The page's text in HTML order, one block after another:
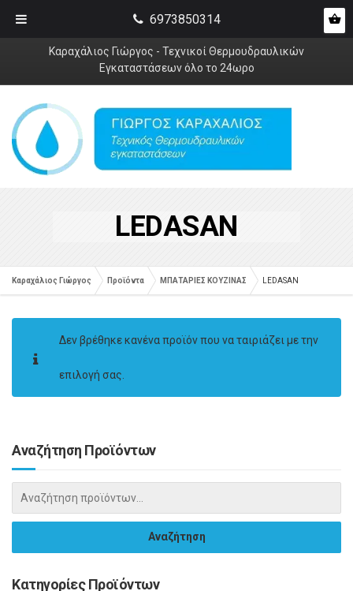
Καραχάλιος Γιώργος - Τεχνικοί Θερμουδραυλικών
Εγκαταστάσεων όλο το 24ωρο
LEDASAN
Καραχάλιος Γιώργος Προϊόντα ΜΠΑΤΑΡΙΕΣ ΚΟΥΖΙΝΑΣ LEDASAN
Δεν βρέθηκε κανένα προϊόν που να ταιριάζει με την
επιλογή σας.
Αναζήτηση Προϊόντων
Κατηγορίες Προϊόντων
6973850314